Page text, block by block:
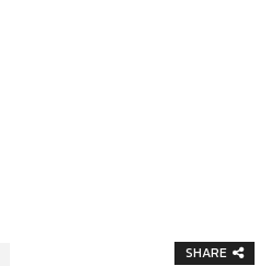
SHARE